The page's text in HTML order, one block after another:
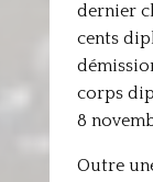
dernier
cents
corps
8
Outre